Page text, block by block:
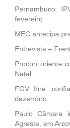
Pernambuco:
fevereiro
MEC antecipa
Entrevista –
Procon orienta
Natal
FGV Ibre:
dezembro
Paulo Câmara
Agreste, em